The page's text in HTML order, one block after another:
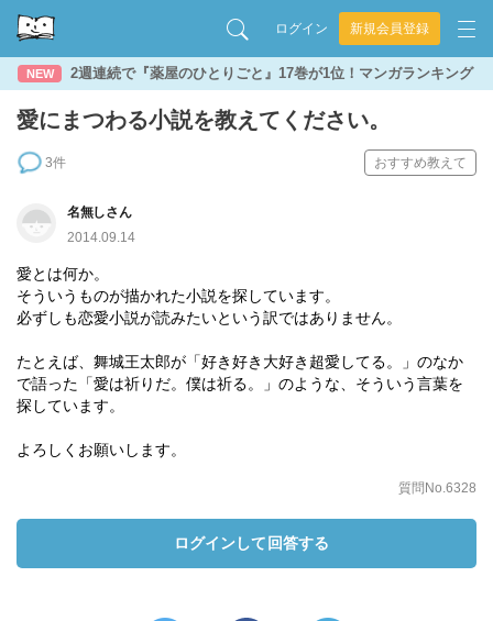
ログイン 新規会員登録
NEW 2週連続で『薬屋のひとりごと』17巻が1位！マンガランキング
愛にまつわる小説を教えてください。
3件 おすすめ教えて
名無しさん
2014.09.14
愛とは何か。
そういうものが描かれた小説を探しています。
必ずしも恋愛小説が読みたいという訳ではありません。
たとえば、舞城王太郎が「好き好き大好き超愛してる。」のなか
で語った「愛は祈りだ。僕は祈る。」のような、そういう言葉を
探しています。
よろしくお願いします。
質問No.6328
ログインして回答する